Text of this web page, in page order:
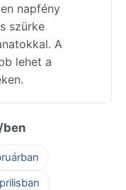
napfény
szürke
A
lehet a
ben